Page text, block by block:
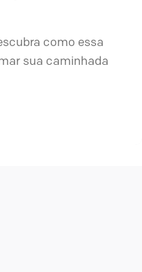
como essa
sua caminhada